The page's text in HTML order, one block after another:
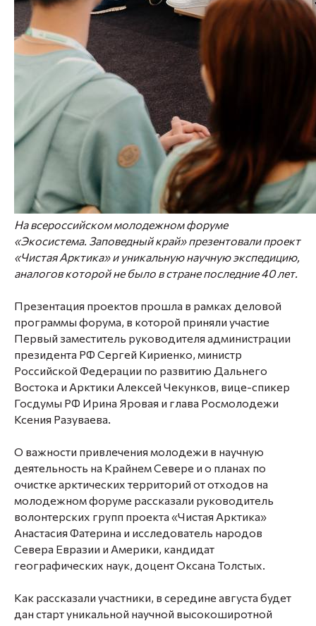
На всероссийском молодежном форуме
«Экосистема. Заповедный край» презентовали проект
«Чистая Арктика» и уникальную научную экспедицию,
аналогов которой не было в стране последние 40 лет.
Презентация проектов прошла в рамках деловой
программы форума, в которой приняли участие
Первый заместитель руководителя администрации
президента РФ Сергей Кириенко, министр
Российской Федерации по развитию Дальнего
Востока и Арктики Алексей Чекунков, вице-спикер
Госдумы РФ Ирина Яровая и глава Росмолодежи
Ксения Разуваева.
О важности привлечения молодежи в научную
деятельность на Крайнем Севере и о планах по
очистке арктических территорий от отходов на
молодежном форуме рассказали руководитель
волонтерских групп проекта «Чистая Арктика»
Анастасия Фатерина и исследователь народов
Севера Евразии и Америки, кандидат
географических наук, доцентОксана Толстых.
Как рассказали участники, в середине августа будет
дан старт уникальной научной высокоширотной